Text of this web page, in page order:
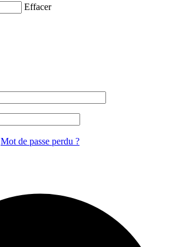
Effacer
Mot de passe perdu ?